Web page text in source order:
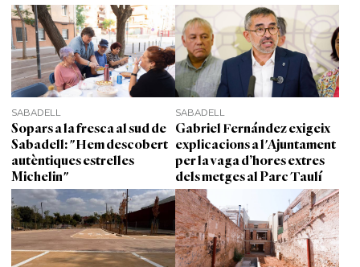
SABADELL
Sopars a la fresca al sud de
Sabadell: "Hem descobert
autèntiques estrelles
Michelin"
SABADELL
Gabriel Fernández exigeix
explicacions a l'Ajuntament
per la vaga d’hores extres
dels metges al Parc Taulí